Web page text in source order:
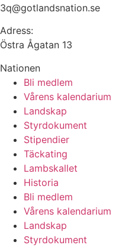
3q@gotlandsnation.se
Adress:
Östra Ågatan 13
Nationen
Bli medlem
Vårens kalendarium
Landskap
Styrdokument
Stipendier
Täckating
Lambskallet
Historia
Bli medlem
Vårens kalendarium
Landskap
Styrdokument